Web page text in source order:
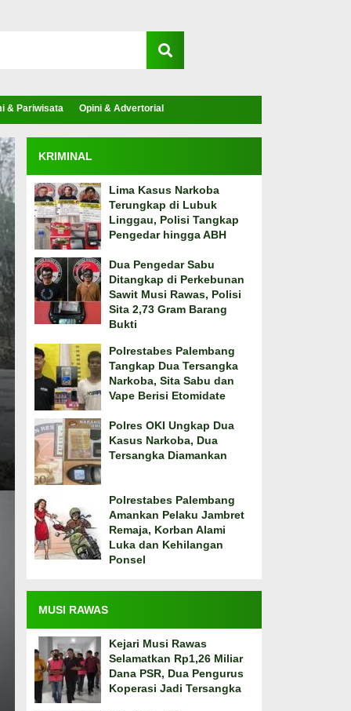
& Pariwisata Opini & Advertorial
KRIMINAL
Lima Kasus Narkoba
Terungkap di Lubuk
Linggau, Polisi Tangkap
Pengedar hingga ABH
Dua Pengedar Sabu
Ditangkap di Perkebunan
Sawit Musi Rawas, Polisi
Sita 2,73 Gram Barang
Bukti
Polrestabes Palembang
Tangkap Dua Tersangka
Narkoba, Sita Sabu dan
Vape Berisi Etomidate
Polres OKI Ungkap Dua
Kasus Narkoba, Dua
Tersangka Diamankan
Polrestabes Palembang
Amankan Pelaku Jambret
Remaja, Korban Alami
Luka dan Kehilangan
Ponsel
MUSI RAWAS
Kejari Musi Rawas
Selamatkan Rp1,26 Miliar
Dana PSR, Dua Pengurus
Koperasi Jadi Tersangka